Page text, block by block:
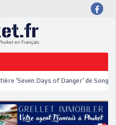
en se faisant arracher son collier en
pendant Songkran